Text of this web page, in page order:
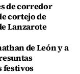
de corredor
cortejo de
Lanzarote
de León y a
festivos